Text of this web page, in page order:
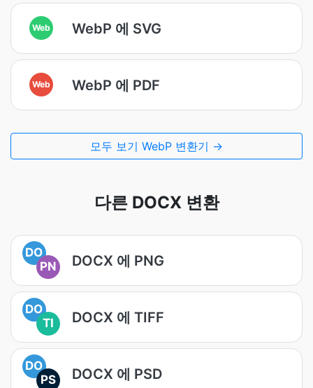
Web WebP 에 SVG
Web WebP 에 PDF
모두 보기 WebP 변환기 →
다른 DOCX 변환
DO
PN
DOCX 에 PNG
DO
TI
DOCX 에 TIFF
DO
PS
DOCX 에 PSD